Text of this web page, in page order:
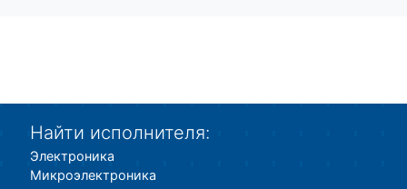
Найти исполнителя:
Электроника
Микроэлектроника